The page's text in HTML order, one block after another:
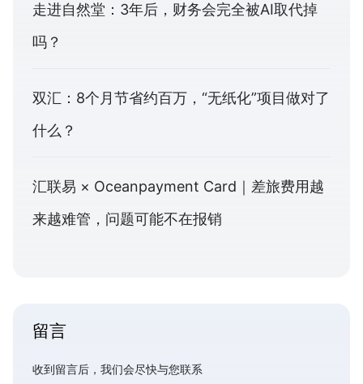
走进自然堂：3年后，财务会完全被AI取代掉
吗？
双汇：8个月节省约百万，“无纸化”项目做对了
什么？
汇联易 × Oceanpayment Card｜差旅费用越
来越难管，问题可能不在报销
留言
收到留言后，我们会尽快与您联系